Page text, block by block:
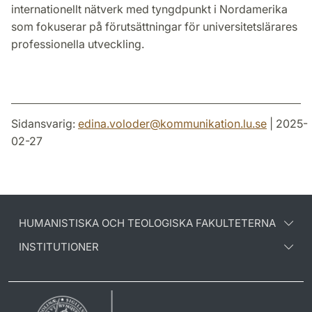
internationellt nätverk med tyngdpunkt i Nordamerika
som fokuserar på förutsättningar för universitetslärares
professionella utveckling.
Sidansvarig: edina.voloder@kommunikation.lu.se | 2025-
02-27
HUMANISTISKA OCH TEOLOGISKA FAKULTETERNA
INSTITUTIONER